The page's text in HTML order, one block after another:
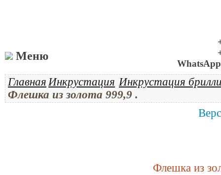
Меню
Главная Инкрустация Инкрустация
Флешка из золота 999,9 .
Флешка из